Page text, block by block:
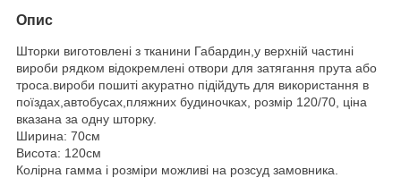
Опис
Шторки виготовлені з тканини Габардин,у верхній частині
вироби рядком відокремлені отвори для затягання прута або
троса.вироби пошиті акуратно підійдуть для використання в
поїздах,автобусах,пляжних будиночках, розмір 120/70, ціна
вказана за одну шторку.
Ширина: 70см
Висота: 120см
Колірна гамма і розміри можливі на розсуд замовника.